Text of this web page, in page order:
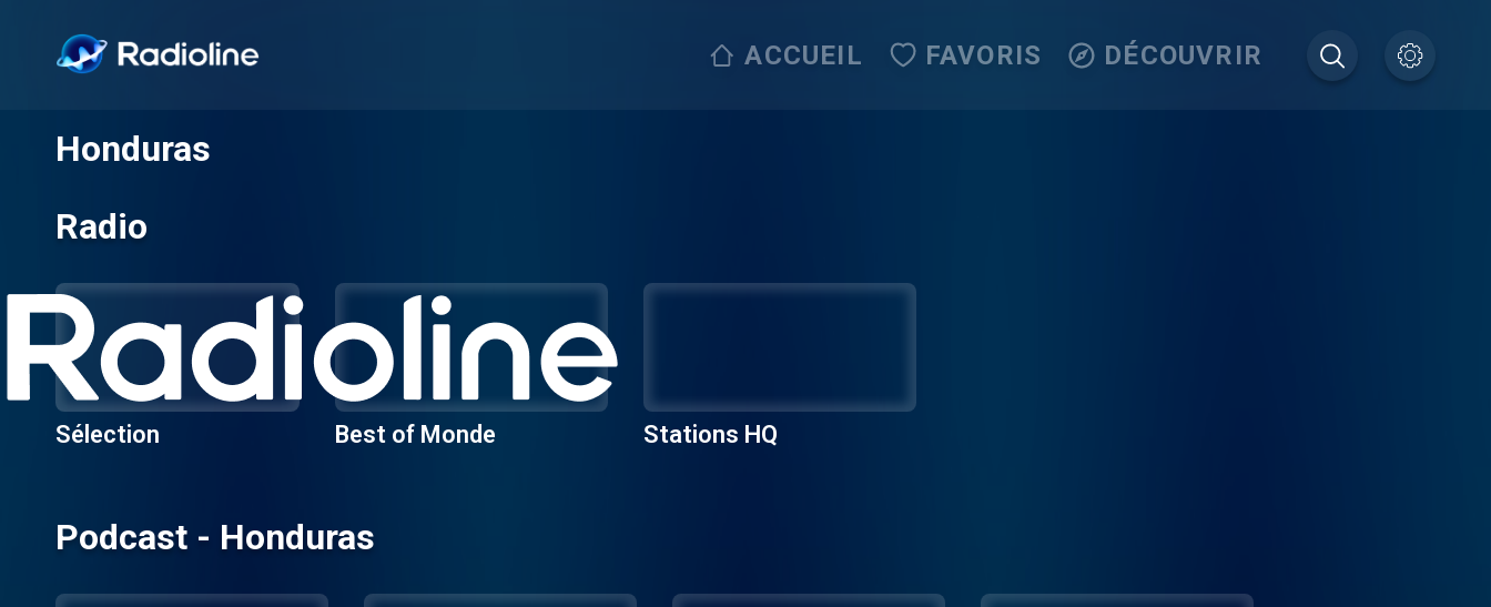
ACCUEIL FAVORIS DÉCOUVRIR
Honduras
Radio
Sélection Best of Monde Stations HQ
Podcast - Honduras